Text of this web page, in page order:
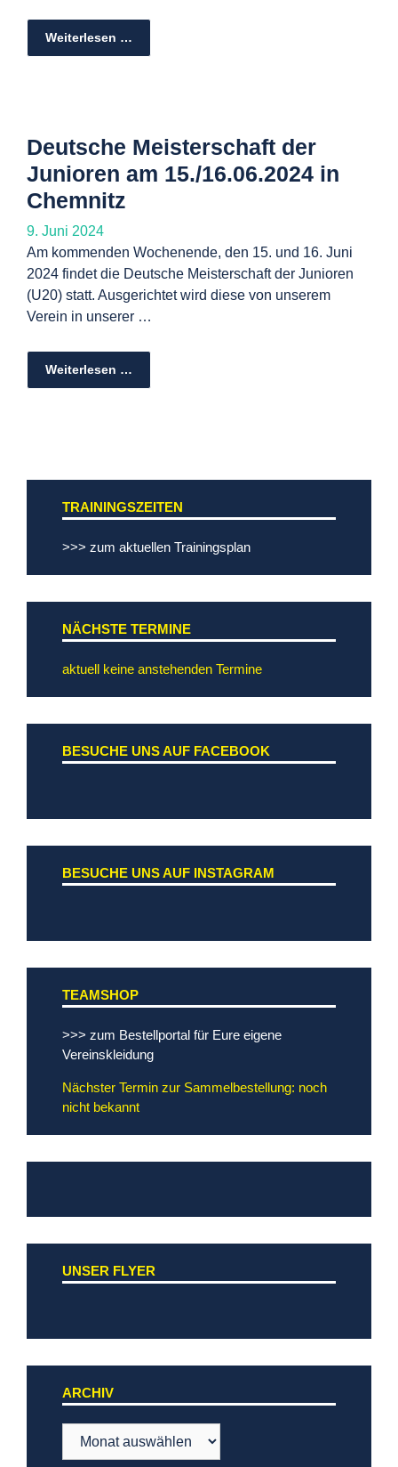
Weiterlesen …
Deutsche Meisterschaft der
Junioren am 15./16.06.2024 in
Chemnitz
9. Juni 2024
Am kommenden Wochenende, den 15. und 16. Juni
2024 findet die Deutsche Meisterschaft der Junioren
(U20) statt. Ausgerichtet wird diese von unserem
Verein in unserer …
Weiterlesen …
TRAININGSZEITEN
>>> zum aktuellen Trainingsplan
NÄCHSTE TERMINE
aktuell keine anstehenden Termine
BESUCHE UNS AUF FACEBOOK
BESUCHE UNS AUF INSTAGRAM
TEAMSHOP
>>> zum Bestellportal für Eure eigene
Vereinskleidung
Nächster Termin zur Sammelbestellung: noch
nicht bekannt
UNSER FLYER
ARCHIV